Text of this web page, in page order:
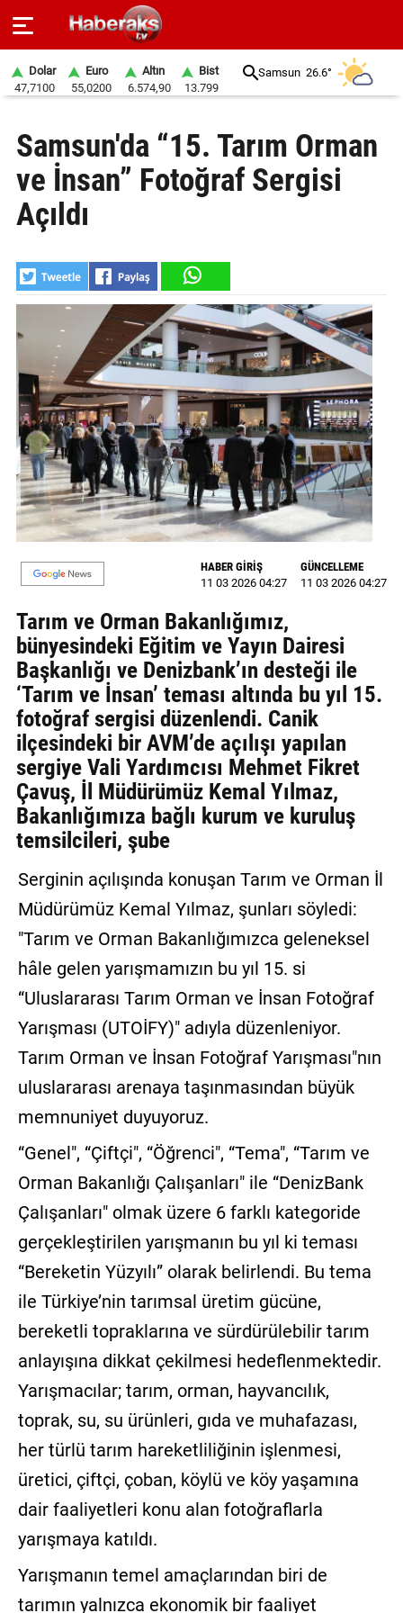
SPOR
YAŞAM
EKONOMİ
BELEDİYELER
SAĞLIK
SİYASET
EĞİTİM
GALERİ
VİDEO
YAZARLAR
BİZE
ULAŞIN
İletişim
Gizlilik
Sözleşmesi
Kullanıcı
Sözleşmesi
Dolar
47,7100
Euro
55,0200
Altın
6.574,90
Bist
13.799
Samsun 26.6°
Samsun'da “15. Tarım Orman
ve İnsan” Fotoğraf Sergisi
Açıldı
HABER GİRİŞ
11 03 2026 04:27
GÜNCELLEME
11 03 2026 04:27
Tarım ve Orman Bakanlığımız,
bünyesindeki Eğitim ve Yayın Dairesi
Başkanlığı ve Denizbank’ın desteği ile
‘Tarım ve İnsan’ teması altında bu yıl 15.
fotoğraf sergisi düzenlendi. Canik
ilçesindeki bir AVM’de açılışı yapılan
sergiye Vali Yardımcısı Mehmet Fikret
Çavuş, İl Müdürümüz Kemal Yılmaz,
Bakanlığımıza bağlı kurum ve kuruluş
temsilcileri, şube
Serginin açılışında konuşan Tarım ve Orman İl
Müdürümüz Kemal Yılmaz, şunları söyledi:
"Tarım ve Orman Bakanlığımızca geleneksel
hâle gelen yarışmamızın bu yıl 15. si
“Uluslararası Tarım Orman ve İnsan Fotoğraf
Yarışması (UTOİFY)" adıyla düzenleniyor.
Tarım Orman ve İnsan Fotoğraf Yarışması"nın
uluslararası arenaya taşınmasından büyük
memnuniyet duyuyoruz.
“Genel", “Çiftçi", “Öğrenci", “Tema", “Tarım ve
Orman Bakanlığı Çalışanları" ile “DenizBank
Çalışanları" olmak üzere 6 farklı kategoride
gerçekleştirilen yarışmanın bu yıl ki teması
“Bereketin Yüzyılı” olarak belirlendi. Bu tema
ile Türkiye’nin tarımsal üretim gücüne,
bereketli topraklarına ve sürdürülebilir tarım
anlayışına dikkat çekilmesi hedeflenmektedir.
Yarışmacılar; tarım, orman, hayvancılık,
toprak, su, su ürünleri, gıda ve muhafazası,
her türlü tarım hareketliliğinin işlenmesi,
üretici, çiftçi, çoban, köylü ve köy yaşamına
dair faaliyetleri konu alan fotoğraflarla
yarışmaya katıldı.
Yarışmanın temel amaçlarından biri de
tarımın yalnızca ekonomik bir faaliyet